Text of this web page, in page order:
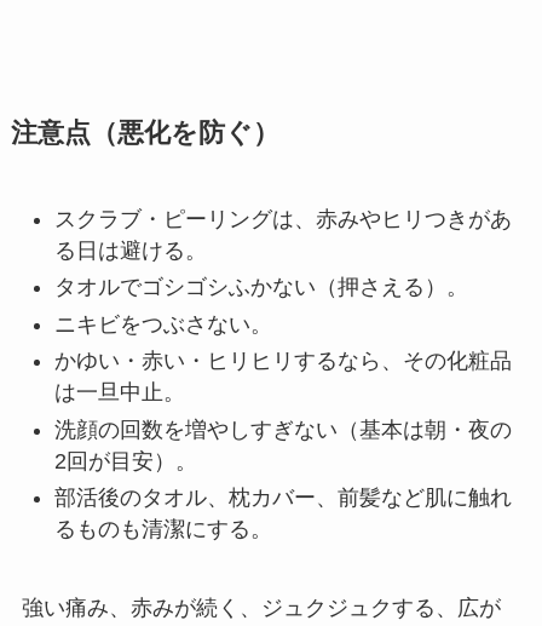
注意点（悪化を防ぐ）
スクラブ・ピーリングは、赤みやヒリつきがあ
る日は避ける。
タオルでゴシゴシふかない（押さえる）。
ニキビをつぶさない。
かゆい・赤い・ヒリヒリするなら、その化粧品
は一旦中止。
洗顔の回数を増やしすぎない（基本は朝・夜の
2回が目安）。
部活後のタオル、枕カバー、前髪など肌に触れ
るものも清潔にする。
強い痛み、赤みが続く、ジュクジュクする、広が